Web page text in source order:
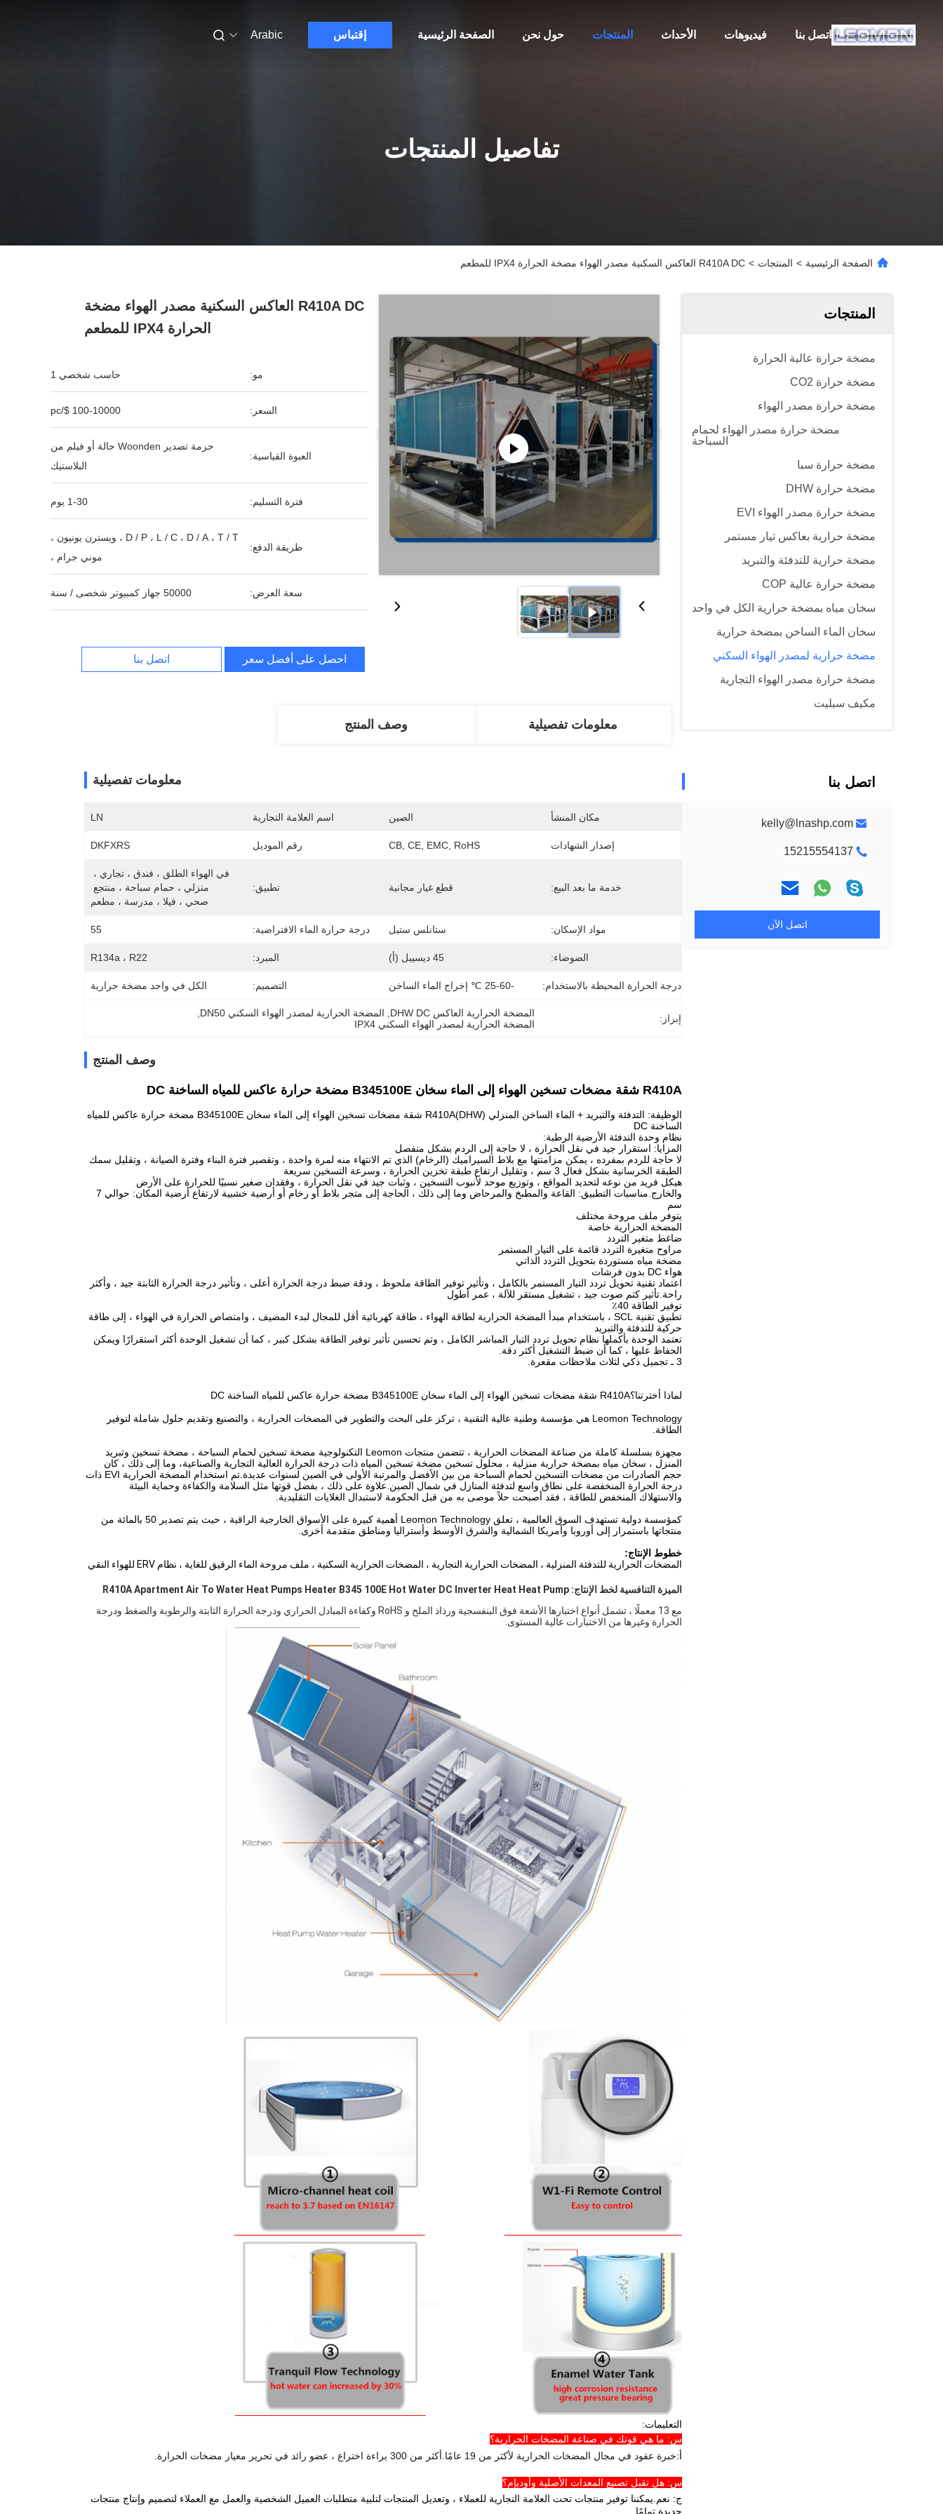
الصفحة الرئيسية حول نحن المنتجات الأحداث فيديوهات اتصل بنا إقتباس Arabic
تفاصيل المنتجات
الصفحة الرئيسية > المنتجات > R410A DC العاكس السكنية مصدر الهواء مضخة الحرارة IPX4 للمطعم
المنتجات
مضخة حرارة عالية الحرارة
مضخة حرارة CO2
مضخة حرارة مصدر الهواء
مضخة حرارة مصدر الهواء لحمام
السباحة
مضخة حرارة سبا
مضخة حرارة DHW
مضخة حرارة مصدر الهواء EVI
مضخة حرارية بعاكس تيار مستمر
مضخة حرارية للتدفئة والتبريد
مضخة حرارة عالية COP
سخان مياه بمضخة حرارية الكل في واحد
سخان الماء الساخن بمضخة حرارية
مضخة حرارية لمصدر الهواء السكني
مضخة حرارة مصدر الهواء التجارية
مكيف سبليت
اتصل بنا
kelly@lnashp.com
15215554137
اتصل الآن
R410A DC العاكس السكنية مصدر الهواء مضخة
الحرارة IPX4 للمطعم
مو: حاسب شخصي 1
السعر: 100-10000 $/pc
العبوة القياسية:
حزمة تصدير Woonden حالة أو فيلم من
البلاستيك
فترة التسليم: 1-30 يوم
طريقة الدفع:
D / P ، L / C ، D / A ، T / T ، ويسترن يونيون ،
موني جرام ،
سعة العرض: 50000 جهاز كمبيوتر شخصى / سنة
احصل على أفضل سعر اتصل بنا
معلومات تفصيلية وصف المنتج
معلومات تفصيلية
مكان المنشأ الصين اسم العلامة التجارية LN
إصدار الشهادات CB, CE, EMC, RoHS رقم الموديل DKFXRS
خدمة ما بعد البيع: قطع غيار مجانية تطبيق:
صحي ، فيلا ، مدرسة ، مطعم
مواد الإسكان: ستانلس ستيل درجة حرارة الماء الافتراضية: 55
الضوضاء: 45 ديسيبل (أ) المبرد: R134a ، R22
درجة الحرارة المحيطة بالاستخدام: -25-60 ℃ إخراج الماء الساخن التصميم: الكل في واحد مضخة حرارية
إبراز: المضخة الحرارية العاكس DHW DC المضخة الحرارية لمصدر الهواء السكني DN50
المضخة الحرارية لمصدر الهواء السكني IPX4
وصف المنتج
R410A شقة مضخات تسخين الهواء إلى الماء سخان B345100E مضخة حرارة عاكس للمياه الساخنة DC
الوظيفة: التدفئة والتبريد + الماء الساخن المنزلي (DHW)
R410A شقة مضخات تسخين الهواء إلى الماء سخان B345100E مضخة حرارة عاكس للمياه
الساخنة DC
نظام وحدة التدفئة الأرضية الرطبة:
المزايا: استقرار جيد في نقل الحرارة ، لا حاجة إلى الردم بشكل منفصل
لا حاجة للردم بمفرده ، يمكن مزامنتها مع بلاط السيراميك (الرخام) الذي تم الانتهاء منه لمرة واحدة ، وتقصير فترة البناء وفترة الصيانة ، وتقليل سمك
الطبقة الخرسانية بشكل فعال 3 سم ، وتقليل ارتفاع طبقة تخزين الحرارة ، وسرعة التسخين سريعة
هيكل فريد من نوعه لتحديد المواقع ، وتوزيع موحد لأنبوب التسخين ، وثبات جيد في نقل الحرارة ، وفقدان صغير نسبيًا للحرارة على الأرض
والخارج.مناسبات التطبيق: القاعة والمطبخ والمرحاض وما إلى ذلك ، الحاجة إلى متجر بلاط أو رخام أو أرضية خشبية لارتفاع أرضية المكان: حوالي 7
سم
يتوفر ملف مروحة مختلف
المضخة الحرارية خاصة
ضاغط متغير التردد
مراوح متغيرة التردد قائمة على التيار المستمر
مضخة مياه مستوردة بتحويل التردد الذاتي
هواء DC بدون فرشات
اعتماد تقنية تحويل تردد التيار المستمر بالكامل ، وتأثير توفير الطاقة ملحوظ ، ودقة ضبط درجة الحرارة أعلى ، وتأثير درجة الحرارة الثابتة جيد ، وأكثر
راحة.تأثير كتم صوت جيد ، تشغيل مستقر للآلة ، عمر أطول
توفير الطاقة 40٪
تطبيق تقنية SCL ، باستخدام مبدأ المضخة الحرارية لطاقة الهواء ، طاقة كهربائية أقل للمجال لبدء المضيف ، وامتصاص الحرارة في الهواء ، إلى طاقة
حركية للتدفئة والتبريد
تعتمد الوحدة بأكملها نظام تحويل تردد التيار المباشر الكامل ، وتم تحسين تأثير توفير الطاقة بشكل كبير ، كما أن تشغيل الوحدة أكثر استقرارًا ويمكن
الحفاظ عليها ، كما أن ضبط التشغيل أكثر دقة.
3 ـ تجميل ذكي لثلاث ملاحظات مقعرة.
لماذا أخترتنا؟R410A شقة مضخات تسخين الهواء إلى الماء سخان B345100E مضخة حرارة عاكس للمياه الساخنة DC
Leomon Technology هي مؤسسة وطنية عالية التقنية ، تركز على البحث والتطوير في المضخات الحرارية ، والتصنيع وتقديم حلول شاملة لتوفير
الطاقة.
مجهزة بسلسلة كاملة من صناعة المضخات الحرارية ، تتضمن منتجات Leomon التكنولوجية
مضخة تسخين لحمام السباحة ، مضخة تسخين وتبريد
المنزل ، سخان مياه بمضخة حرارية منزلية ، محلول تسخين مضخة تسخين المياه ذات درجة الحرارة العالية التجارية والصناعية، وما إلى ذلك ، كان
حجم الصادرات من مضخات التسخين لحمام السباحة من بين الأفضل والمرتبة الأولى في الصين لسنوات عديدة.تم استخدام المضخة الحرارية EVI ذات
درجة الحرارة المنخفضة على نطاق واسع لتدفئة المنازل في شمال الصين.علاوة على ذلك ، بفضل قوتها مثل السلامة والكفاءة وحماية البيئة
والاستهلاك المنخفض للطاقة ، فقد أصبحت حلاً موصى به من قبل الحكومة لاستبدال الغلايات التقليدية.
كمؤسسة دولية تستهدف السوق العالمية ، تعلق Leomon Technology أهمية كبيرة على الأسواق الخارجية الراقية ، حيث يتم تصدير 50 ​​بالمائة من
منتجاتها باستمرار إلى أوروبا وأمريكا الشمالية والشرق الأوسط وأستراليا ومناطق متقدمة أخرى.
خطوط الإنتاج:
المضخات الحرارية للتدفئة المنزلية ، المضخات الحرارية التجارية ، المضخات الحرارية السكنية ، ملف مروحة الماء الرقيق للغاية ، نظام ERV للهواء النقي
الميزة التنافسية لخط الإنتاج: R410A Apartment Air To Water Heat Pumps Heater B345 100E Hot Water DC Inverter Heat Heat Pump
مع 13 معملًا ، تشمل أنواع اختبارها الأشعة فوق البنفسجية ورذاذ الملح و RoHS وكفاءة المبادل الحراري ودرجة الحرارة الثابتة والرطوبة والضغط ودرجة
الحرارة وغيرها من الاختبارات عالية المستوى.
التعليمات:
س: ما هي قوتك في صناعة المضخات الحرارية؟
أ:خبرة عقود في مجال المضخات الحرارية لأكثر من 19 عامًا.أكثر من 300 براءة اختراع ، عضو رائد في تحرير معيار مضخات الحرارة.
س: هل تقبل تصنيع المعدات الأصلية وأوديإم؟
ج: نعم.يمكننا توفير منتجات تحت العلامة التجارية للعملاء ، وتعديل المنتجات لتلبية متطلبات العميل الشخصية والعمل مع العملاء لتصميم وإنتاج منتجات
جديدة تمامًا.